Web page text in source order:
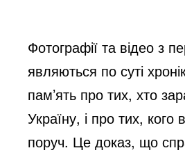
Фотографії та відео з
являються по суті
пам’ять про тих, хто
Україну, і про тих,
поруч. Це доказ, що